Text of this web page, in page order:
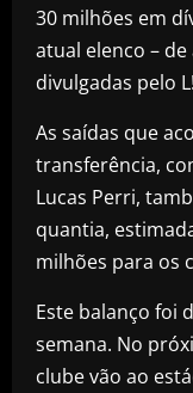
30 milhões em
atual elenco –
divulgadas pelo
As saídas que
transferência,
Lucas Perri,
quantia,
milhões para os
Este balanço foi
semana. No
clube vão ao